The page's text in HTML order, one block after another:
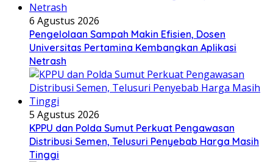
6 Agustus 2026
Pengelolaan Sampah Makin Efisien, Dosen
Universitas Pertamina Kembangkan Aplikasi
Netrash
5 Agustus 2026
KPPU dan Polda Sumut Perkuat Pengawasan
Distribusi Semen, Telusuri Penyebab Harga Masih
Tinggi